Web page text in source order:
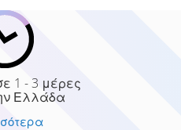
1 - 3 μέρες
Ελλάδα